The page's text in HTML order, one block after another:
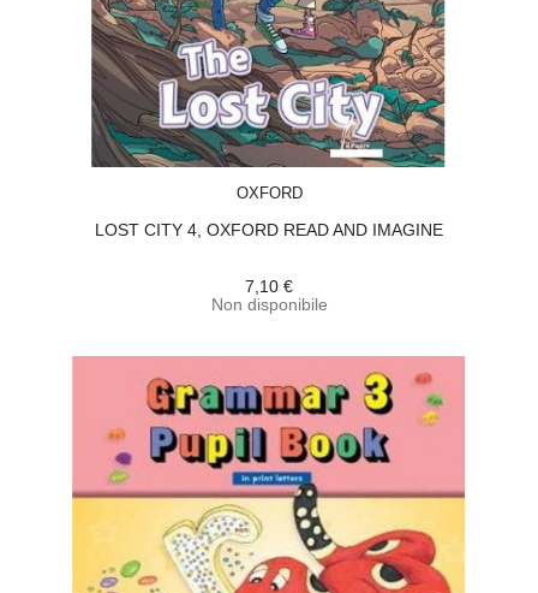
OXFORD
LOST CITY 4, OXFORD READ AND IMAGINE
7,10 €
Non disponibile